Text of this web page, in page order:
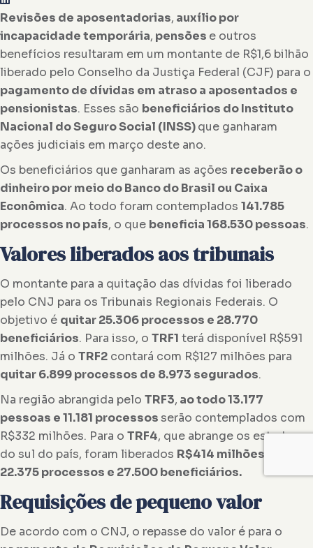
Revisões de aposentadorias, auxílio por
incapacidade temporária, pensões e outros
benefícios resultaram em um montante de R$1,6 bilhão
liberado pelo Conselho da Justiça Federal (CJF) para o
pagamento de dívidas em atraso a aposentados e
pensionistas. Esses são beneficiários do Instituto
Nacional do Seguro Social (INSS)que ganharam
ações judiciais em março deste ano.
Os beneficiários que ganharam as ações receberão o
dinheiro por meio do Banco do Brasil ou Caixa
Econômica. Ao todo foram contemplados 141.785
processos no país, o que beneficia 168.530 pessoas.
Valores liberados aos tribunais
O montante para a quitação das dívidas foi liberado
pelo CNJ para os Tribunais Regionais Federais. O
objetivo é quitar 25.306 processos e 28.770
beneficiários. Para isso, o TRF1 terá disponível R$591
milhões. Já o TRF2 contará com R$127 milhões para
quitar 6.899 processos de 8.973 segurados.
Na região abrangida pelo TRF3, ao todo 13.177
pessoas e 11.181 processosserão contemplados com
R$332 milhões. Para o TRF4, que abrange os estados
do sul do país, foram liberados R$414 milhões para
22.375 processos e 27.500 beneficiários.
Requisições de pequeno valor
De acordo com o CNJ, o repasse do valor é para o